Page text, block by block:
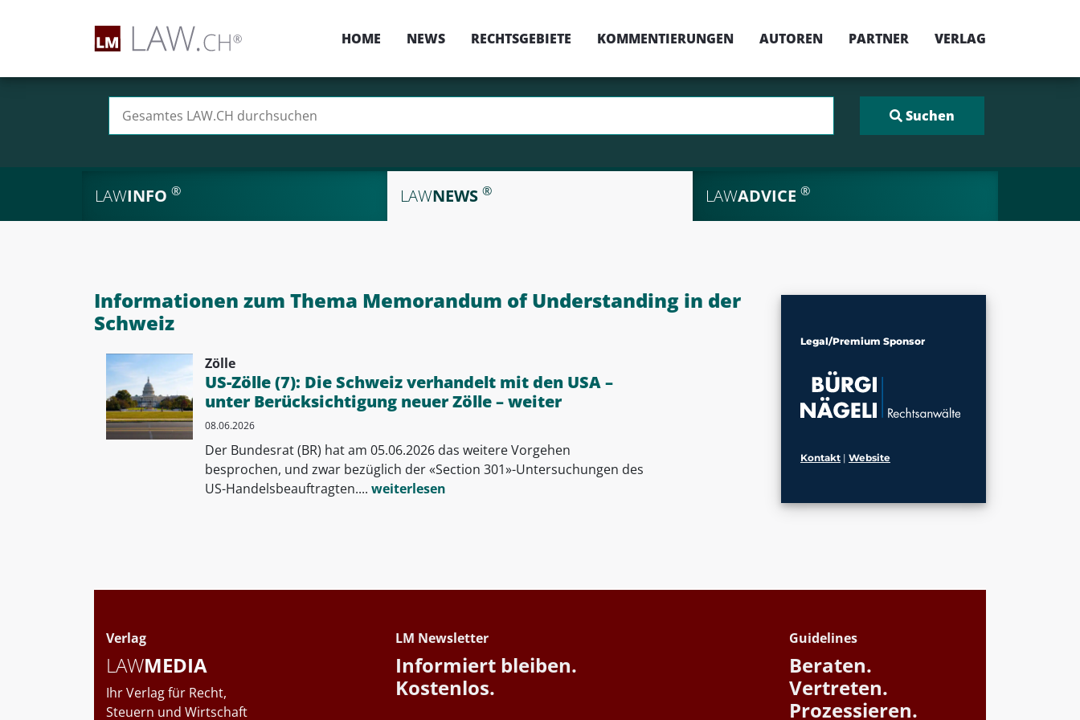
HOME NEWS RECHTSGEBIETE KOMMENTIERUNGEN AUTOREN PARTNER VERLAG
LAWINFO ® LAWNEWS ® LAWADVICE ®
Informationen zum Thema Memorandum of Understanding in der
Schweiz
Zölle
US-Zölle (7): Die Schweiz verhandelt mit den USA –
unter Berücksichtigung neuer Zölle – weiter
08.06.2026
Der Bundesrat (BR) hat am 05.06.2026 das weitere Vorgehen
besprochen, und zwar bezüglich der «Section 301»-Untersuchungen des
US-Handelsbeauftragten.... weiterlesen
Legal/Premium Sponsor
Kontakt | Website
Verlag
LAWMEDIA
Ihr Verlag für Recht,
Steuern und Wirtschaft
LM Newsletter
Informiert bleiben.
Kostenlos.
Guidelines
Beraten.
Vertreten.
Prozessieren.